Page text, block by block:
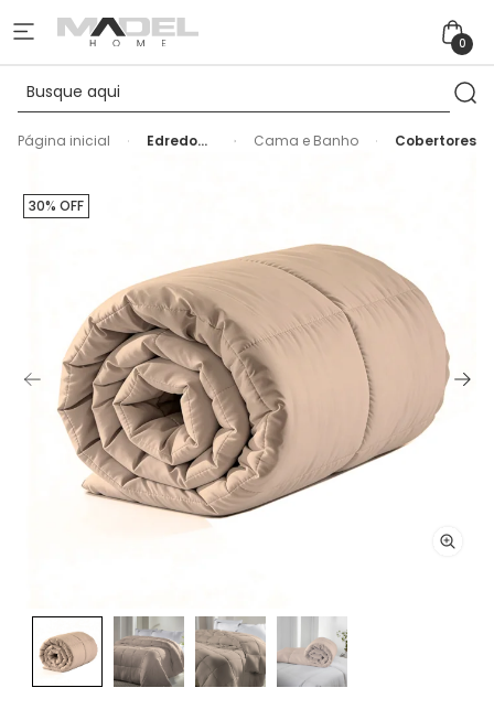
0
Página inicial
Edredom
Cama e Banho Cobertores
30% OFF